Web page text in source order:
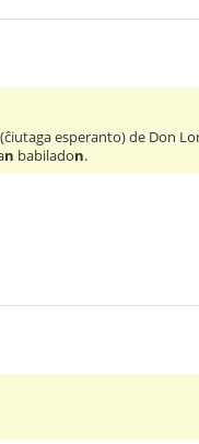
esperanto) de Don
n babiladon.